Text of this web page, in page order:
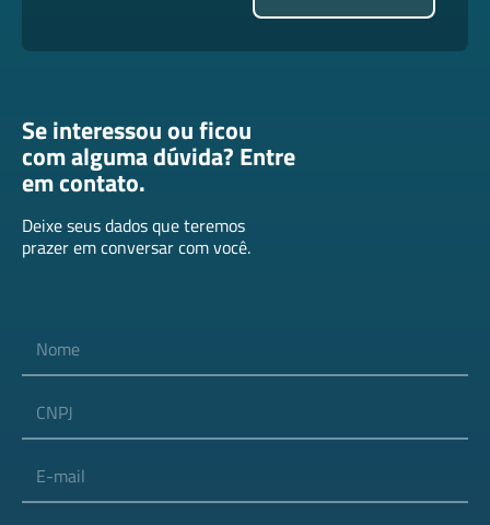
Se interessou ou ficou
com alguma dúvida? Entre
em contato.
Deixe seus dados que teremos
prazer em conversar com você.